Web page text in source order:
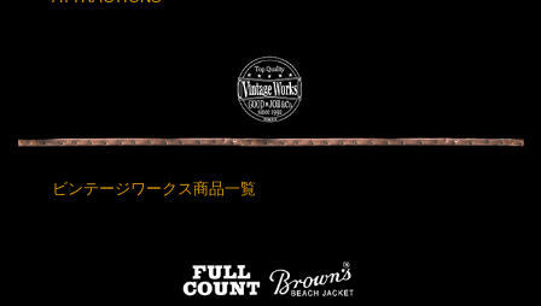
ビンテージワークス商品一覧